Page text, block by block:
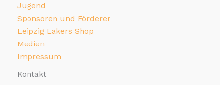
Jugend
Sponsoren und Förderer
Leipzig Lakers Shop
Medien
Impressum
Kontakt